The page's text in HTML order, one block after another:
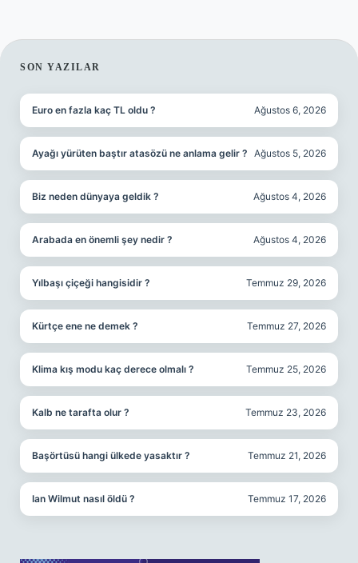
SIDEBAR
SON YAZILAR
Euro en fazla kaç TL oldu ? Ağustos 6, 2026
Ayağı yürüten baştır atasözü ne anlama gelir ? Ağustos 5, 2026
Biz neden dünyaya geldik ? Ağustos 4, 2026
Arabada en önemli şey nedir ? Ağustos 4, 2026
Yılbaşı çiçeği hangisidir ? Temmuz 29, 2026
Kürtçe ene ne demek ? Temmuz 27, 2026
Klima kış modu kaç derece olmalı ? Temmuz 25, 2026
Kalb ne tarafta olur ? Temmuz 23, 2026
Başörtüsü hangi ülkede yasaktır ? Temmuz 21, 2026
Ian Wilmut nasıl öldü ? Temmuz 17, 2026